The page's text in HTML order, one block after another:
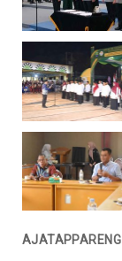
AJATAPPARENG